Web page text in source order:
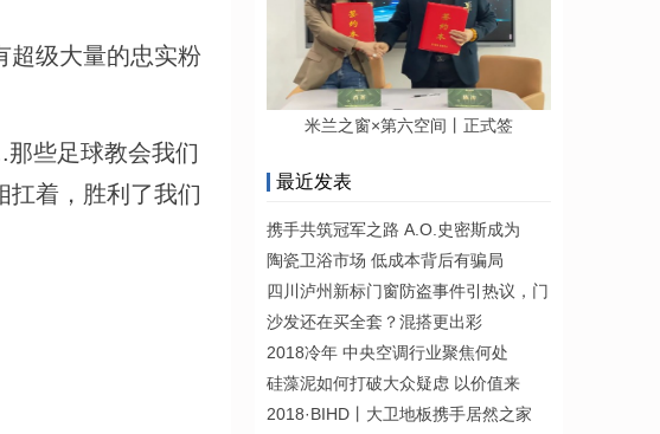
超级大量的忠实粉
些足球教会我们
扛着，胜利了我们
米兰之窗×第六空间丨正式签
最近发表
携手共筑冠军之路 A.O.史密斯成为
陶瓷卫浴市场 低成本背后有骗局
四川泸州新标门窗防盗事件引热议，门
沙发还在买全套？混搭更出彩
2018冷年 中央空调行业聚焦何处
硅藻泥如何打破大众疑虑 以价值来
2018·BIHD丨大卫地板携手居然之家